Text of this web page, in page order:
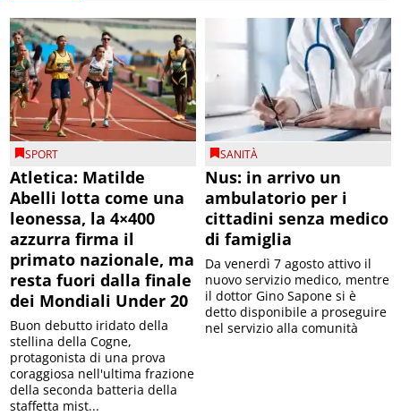
SPORT
Atletica: Matilde
Abelli lotta come una
leonessa, la 4×400
azzurra firma il
primato nazionale, ma
resta fuori dalla finale
dei Mondiali Under 20
Buon debutto iridato della
stellina della Cogne,
protagonista di una prova
coraggiosa nell'ultima frazione
della seconda batteria della
staffetta mist...
SANITÀ
Nus: in arrivo un
ambulatorio per i
cittadini senza medico
di famiglia
Da venerdì 7 agosto attivo il
nuovo servizio medico, mentre
il dottor Gino Sapone si è
detto disponibile a proseguire
nel servizio alla comunità